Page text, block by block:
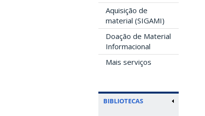
Aquisição de
material (SIGAMI)
Doação de Material
Informacional
Mais serviços
BIBLIOTECAS